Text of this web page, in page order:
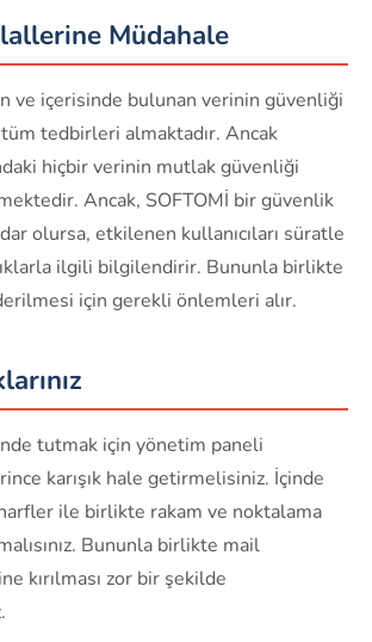
Müdahale
ve içerisinde bulunan verinin güvenliği
tedbirleri almaktadır. Ancak
hiçbir verinin mutlak güvenliği
Ancak, SOFTOMİ bir güvenlik
olursa, etkilenen kullanıcıları süratle
ilgili bilgilendirir. Bununla birlikte
için gerekli önlemleri alır.
tutmak için yönetim paneli
karışık hale getirmelisiniz. İçinde
ile birlikte rakam ve noktalama
Bununla birlikte mail
kırılması zor bir şekilde